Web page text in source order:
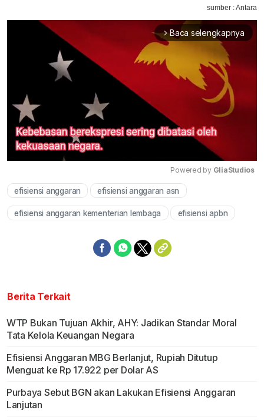
sumber : Antara
arrow_forward_ios Baca selengkapnya
Powered by GliaStudios
efisiensi anggaran efisiensi anggaran asn
efisiensi anggaran kementerian lembaga efisiensi apbn
Berita Terkait
WTP Bukan Tujuan Akhir, AHY: Jadikan Standar Moral
Tata Kelola Keuangan Negara
Efisiensi Anggaran MBG Berlanjut, Rupiah Ditutup
Menguat ke Rp 17.922 per Dolar AS
Purbaya Sebut BGN akan Lakukan Efisiensi Anggaran
Lanjutan